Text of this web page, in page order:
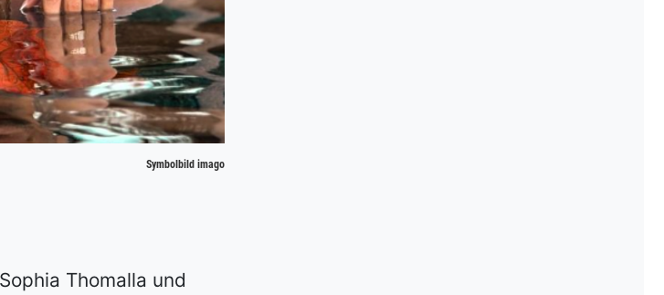
Symbolbild imago
Thomalla und